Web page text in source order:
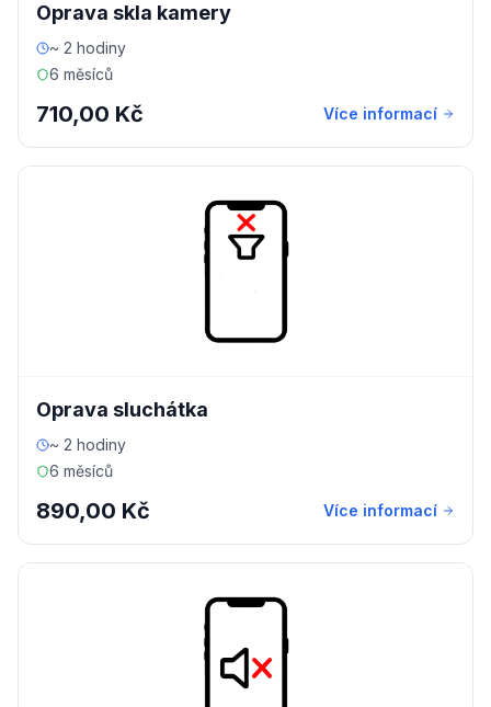
Oprava skla kamery
~ 2 hodiny
6 měsíců
710,00 Kč Více informací
Oprava sluchátka
~ 2 hodiny
6 měsíců
890,00 Kč Více informací